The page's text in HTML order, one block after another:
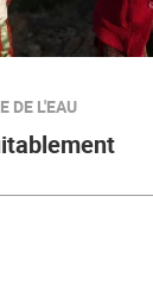
DE L'EAU